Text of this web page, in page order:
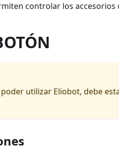
controlar los accesorios
utilizar Eliobot, debe